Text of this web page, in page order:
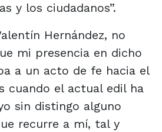
y los ciudadanos”.
Hernández, no
mi presencia en dicho
a un acto de fe hacia el
cuando el actual edil ha
sin distingo alguno
recurre a mí, tal y